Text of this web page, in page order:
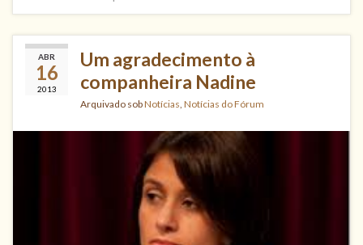
ABR
16
2013
Um agradecimento à
companheira Nadine
Arquivado sobNotícias, Notícias do Fórum